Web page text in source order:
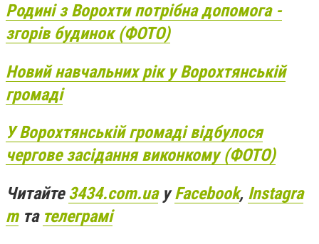
Родині з Ворохти потрібна допомога -
згорів будинок (ФОТО)
Новий навчальних рік у Ворохтянській
громаді
У Ворохтянській громаді відбулося
чергове засідання виконкому (ФОТО)
Читайте3434.com.uaуFacebook, Instagra
mта телеграмі